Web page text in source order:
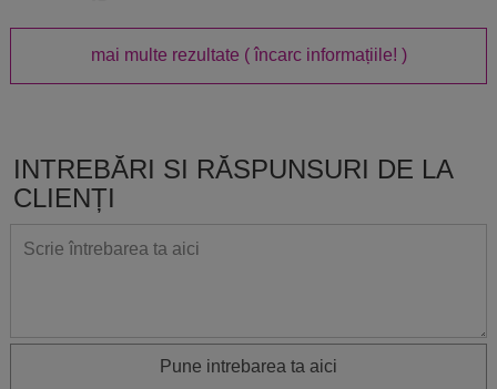
mai multe rezultate ( încarc informațiile! )
INTREBĂRI SI RĂSPUNSURI DE LA
CLIENȚI
Pune intrebarea ta aici